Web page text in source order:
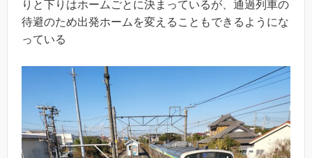
りと下りはホームごとに決まっているが、通過列車の
待避のため出発ホームを変えることもできるようにな
っている